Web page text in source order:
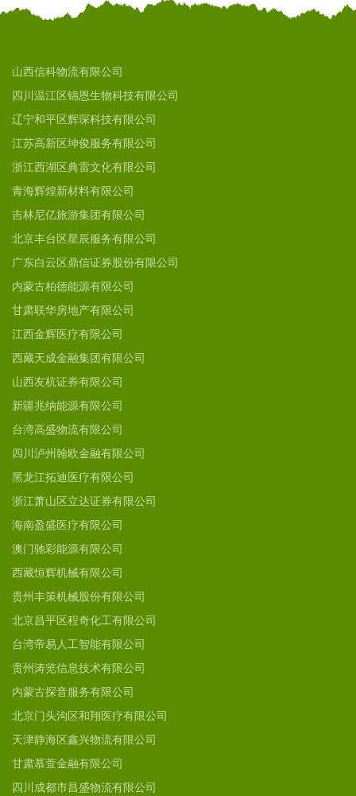
山西信科物流有限公司
四川温江区锦恩生物科技有限公司
辽宁和平区辉琛科技有限公司
江苏高新区坤俊服务有限公司
浙江西湖区典雷文化有限公司
青海辉煌新材料有限公司
吉林尼亿旅游集团有限公司
北京丰台区星辰服务有限公司
广东白云区鼎信证券股份有限公司
内蒙古柏德能源有限公司
甘肃联华房地产有限公司
江西金辉医疗有限公司
西藏天成金融集团有限公司
山西友杭证券有限公司
新疆兆纳能源有限公司
台湾高盛物流有限公司
四川泸州翰欧金融有限公司
黑龙江拓迪医疗有限公司
浙江萧山区立达证券有限公司
海南盈盛医疗有限公司
澳门驰彩能源有限公司
西藏恒辉机械有限公司
贵州丰策机械股份有限公司
北京昌平区程奇化工有限公司
台湾帝易人工智能有限公司
贵州涛览信息技术有限公司
内蒙古探音服务有限公司
北京门头沟区和翔医疗有限公司
天津静海区鑫兴物流有限公司
甘肃慕萱金融有限公司
四川成都市昌盛物流有限公司